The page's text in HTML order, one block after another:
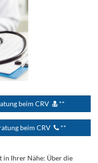
beim CRV **
beim CRV **
in Ihrer Nähe: Über die